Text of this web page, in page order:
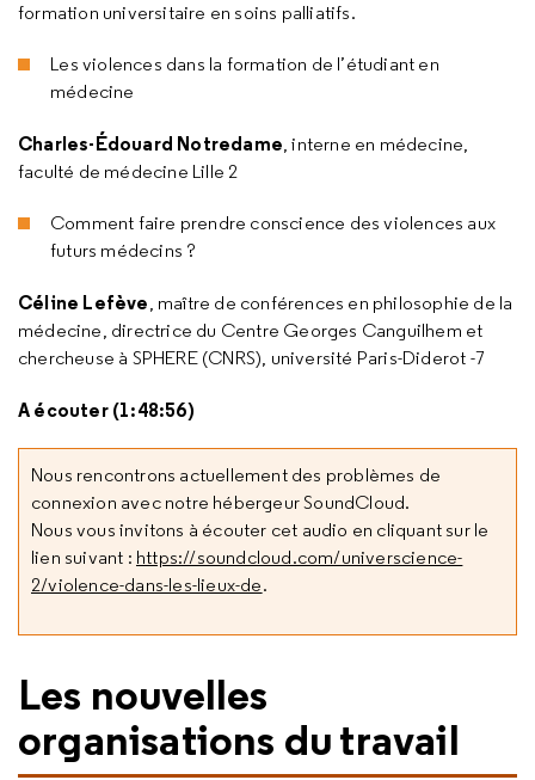
formation universitaire en soins palliatifs.
Les violences dans la formation de l’étudiant en
médecine
Charles-Édouard Notredame, interne en médecine,
faculté de médecine Lille 2
Comment faire prendre conscience des violences aux
futurs médecins ?
Céline Lefève, maître de conférences en philosophie de la
médecine, directrice du Centre Georges Canguilhem et
chercheuse à SPHERE (CNRS), université Paris-Diderot -7
A écouter (1:48:56)
Nous rencontrons actuellement des problèmes de
connexion avec notre hébergeur SoundCloud.
Nous vous invitons à écouter cet audio en cliquant sur le
lien suivant : https://soundcloud.com/universcience-
2/violence-dans-les-lieux-de.
Les nouvelles
organisations du travail